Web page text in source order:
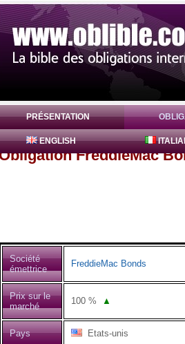
PRÉSENTATION
ENGLISH
FreddieMac
Société
émettrice
FreddieMac Bonds
Prix sur le
marché
100% ▲
Pays Etats-unis